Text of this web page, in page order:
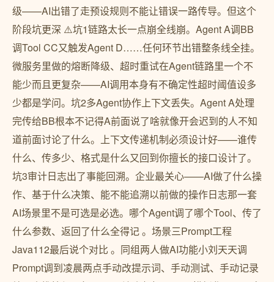
级——AI出错了走预设规则不能让错误一路传导。但这个
阶段坑更深 ⚠️坑1链路太长一点崩全线崩。Agent A调BB
调Tool CC又触发Agent D……任何环节出错整条线全挂。
微服务里做的熔断降级、超时重试在Agent链路里一个不
能少而且更复杂——AI调用本身有不确定性超时阈值设多
少都是学问。坑2多Agent协作上下文丢失。Agent A处理
完传给BB根本不记得A前面说了啥就像开会迟到的人不知
道前面讨论了什么。上下文传递机制必须设计好——谁传
什么、传多少、格式是什么又回到你擅长的接口设计了。
坑3审计日志出了事能回溯。企业最关心——AI做了什么操
作、基于什么决策、能不能追溯以前做的操作日志那一套
AI场景里不是可选是必选。哪个Agent调了哪个Tool、传了
什么参数、返回了什么全得记 。场景三Prompt工程
Java112最后说个对比 。同组两人做AI功能小刘天天调
Prompt调到凌晨两点手动改提示词、手动测试、手动记录